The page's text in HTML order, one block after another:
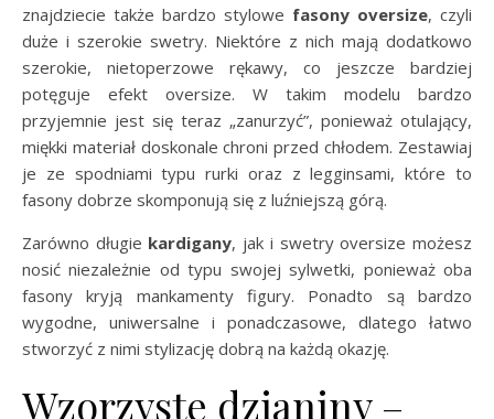
znajdziecie także bardzo stylowe fasony oversize, czyli
duże i szerokie swetry. Niektóre z nich mają dodatkowo
szerokie, nietoperzowe rękawy, co jeszcze bardziej
potęguje efekt oversize. W takim modelu bardzo
przyjemnie jest się teraz „zanurzyć”, ponieważ otulający,
miękki materiał doskonale chroni przed chłodem. Zestawiaj
je ze spodniami typu rurki oraz z legginsami, które to
fasony dobrze skomponują się z luźniejszą górą.
Zarówno długie kardigany, jak i swetry oversize możesz
nosić niezależnie od typu swojej sylwetki, ponieważ oba
fasony kryją mankamenty figury. Ponadto są bardzo
wygodne, uniwersalne i ponadczasowe, dlatego łatwo
stworzyć z nimi stylizację dobrą na każdą okazję.
Wzorzyste dzianiny –